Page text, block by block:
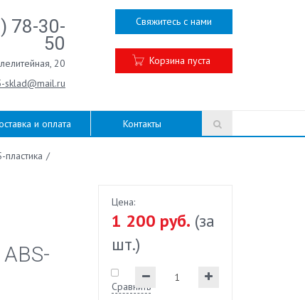
78-30-
50
20
sklad@mail.ru
Свяжитесь с нами
Корзина пуста
и оплата Контакты
/
Цена:
1 200 руб. (за
шт.)
Сравнить